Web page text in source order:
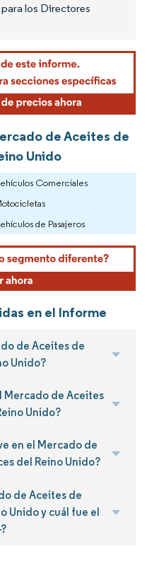
los Directores
de Aceites de
Unido
Comerciales
de Pasajeros
en el Informe
de Aceites de
Unido?
Mercado de Aceites
Unido?
en el Mercado de
del Reino Unido?
de Aceites de
Unido y cuál fue el